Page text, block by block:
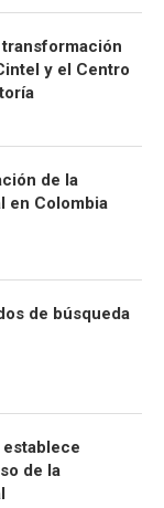
transformación
y el Centro
de la
en Colombia
de búsqueda
de la